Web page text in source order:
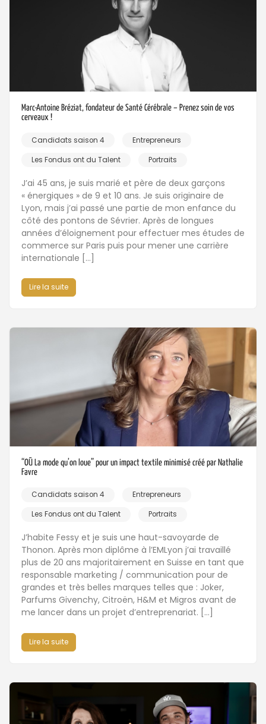
Marc-Antoine Bréziat, fondateur de Santé Cérébrale – Prenez soin de vos
cerveaux !
Candidats saison 4 Entrepreneurs
Les Fondus ont du Talent Portraits
J’ai 45 ans, je suis marié et père de deux garçons
« énergiques » de 9 et 10 ans. Je suis originaire de
Lyon, mais j’ai passé une partie de mon enfance du
côté des pontons de Sévrier. Après de longues
années d’éloignement pour effectuer mes études de
commerce sur Paris puis pour mener une carrière
internationale […]
Lire la suite
“OŪ La mode qu’on loue” pour un impact textile minimisé créé par Nathalie
Favre
Candidats saison 4 Entrepreneurs
Les Fondus ont du Talent Portraits
J’habite Fessy et je suis une haut-savoyarde de
Thonon. Après mon diplôme à l’EMLyon j’ai travaillé
plus de 20 ans majoritairement en Suisse en tant que
responsable marketing / communication pour de
grandes et très belles marques telles que : Joker,
Parfums Givenchy, Citroën, H&M et Migros avant de
me lancer dans un projet d’entreprenariat. […]
Lire la suite